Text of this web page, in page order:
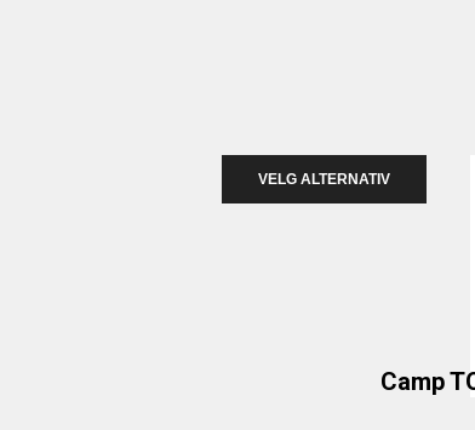
Camp
VELG ALTERNATIV